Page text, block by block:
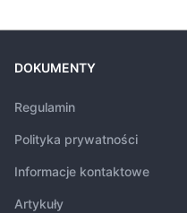
DOKUMENTY
Regulamin
Polityka prywatności
Informacje kontaktowe
Artykuły